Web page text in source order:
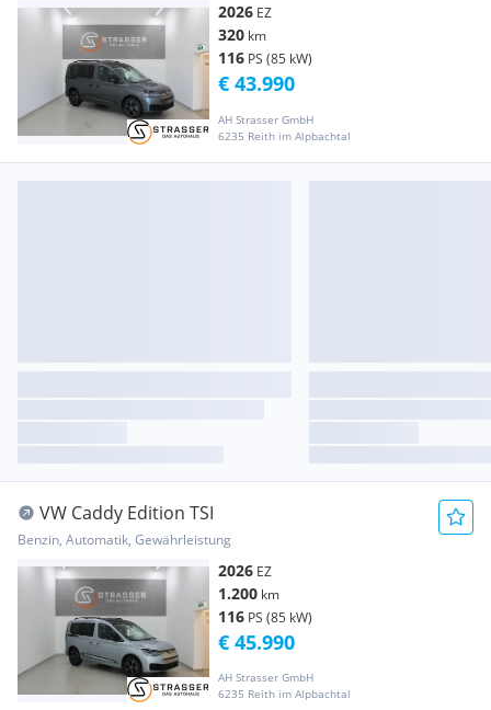
2026 EZ
320 km
116 PS (85 kW)
AH Strasser GmbH
6235 Reith im Alpbachtal
€ 43.990
VW Caddy Edition TSI
Benzin, Automatik, Gewährleistung
2026 EZ
1.200 km
116 PS (85 kW)
AH Strasser GmbH
6235 Reith im Alpbachtal
€ 45.990